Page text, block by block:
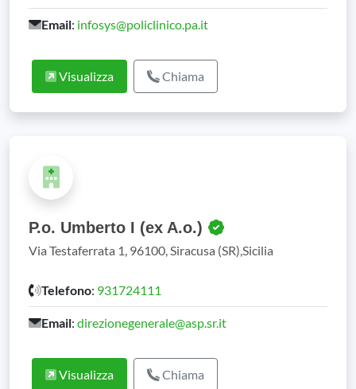
Email: infosys@policlinico.pa.it
Visualizza Chiama
P.o. Umberto I (ex A.o.)
Via Testaferrata 1, 96100, Siracusa (SR),Sicilia
Telefono: 931724111
Email: direzionegenerale@asp.sr.it
Visualizza Chiama